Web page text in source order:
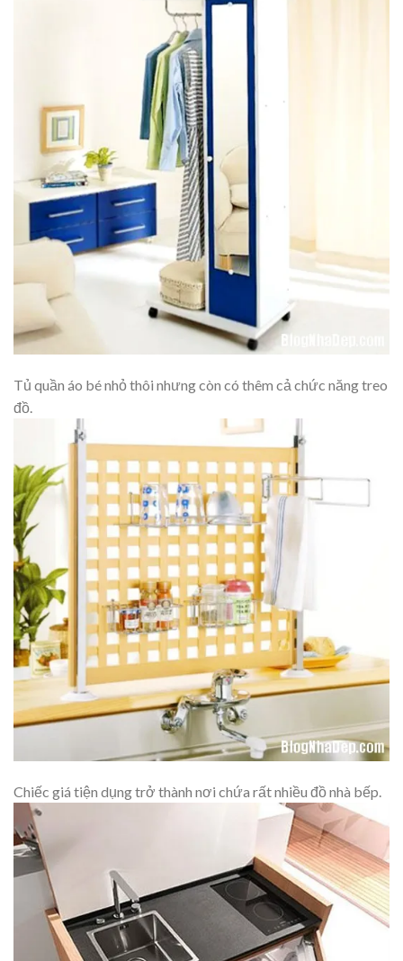
Tủ quần áo bé nhỏ thôi nhưng còn có thêm cả chức năng treo
đồ.
Chiếc giá tiện dụng trở thành nơi chứa rất nhiều đồ nhà bếp.